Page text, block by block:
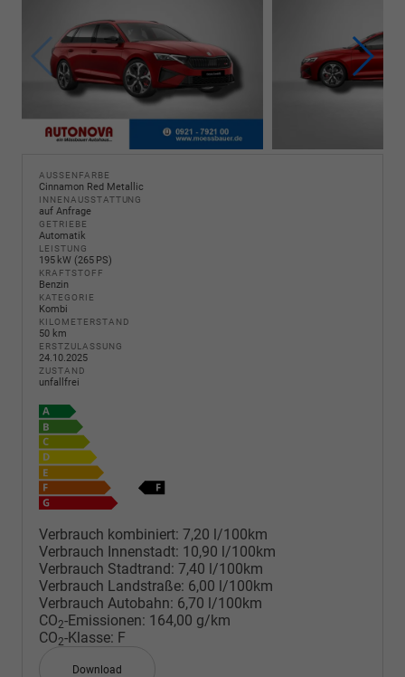
AUSSENFARBE
Cinnamon Red Metallic
INNENAUSSTATTUNG
auf Anfrage
GETRIEBE
Automatik
LEISTUNG
195 kW (265 PS)
KRAFTSTOFF
Benzin
KATEGORIE
Kombi
KILOMETERSTAND
50 km
ERSTZULASSUNG
24.10.2025
ZUSTAND
unfallfrei
Verbrauch kombiniert: 7,20 l/100km
Verbrauch Innenstadt: 10,90 l/100km
Verbrauch Stadtrand: 7,40 l/100km
Verbrauch Landstraße: 6,00 l/100km
Verbrauch Autobahn: 6,70 l/100km
CO2-Emissionen: 164,00 g/km
CO2-Klasse: F
Download